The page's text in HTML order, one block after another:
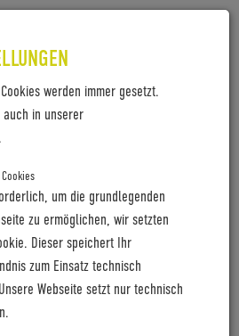
werden immer gesetzt.
in unserer
um die grundlegenden
zu ermöglichen, wir setzten
Dieser speichert Ihr
zum Einsatz technisch
Webseite setzt nur technisch
ZUM SET
fährt auf Elektroräder ab.
denn Coboc aus Heidelberg
nicht gesehen? Kein Wunder,
sieht man nicht an, was
Edition ONE Berlin von